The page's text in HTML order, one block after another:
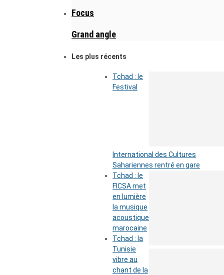
Focus
Grand angle
Les plus récents
Tchad : le
Festival
International des Cultures
Sahariennes rentré en gare
Tchad : le
FICSA met
en lumière
la musique
acoustique
marocaine
Tchad : la
Tunisie
vibre au
chant de la